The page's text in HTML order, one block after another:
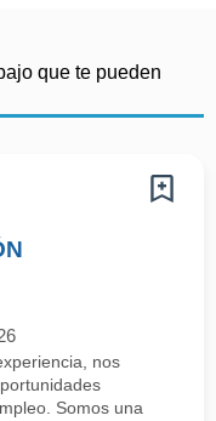
que te pueden
nos
Somos una